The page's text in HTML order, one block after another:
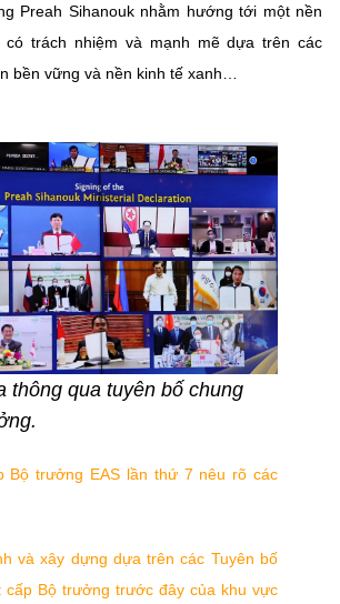
Preah Sihanouk nhằm hướng tới một nền
trách nhiệm và mạnh mẽ dựa trên các
bền vững và nền kinh tế xanh…
thông qua tuyên bố chung
Bộ trưởng EAS lần thứ 7 nêu rõ các
và xây dựng dựa trên các Tuyên bố
cấp Bộ trưởng trước đây của khu vực